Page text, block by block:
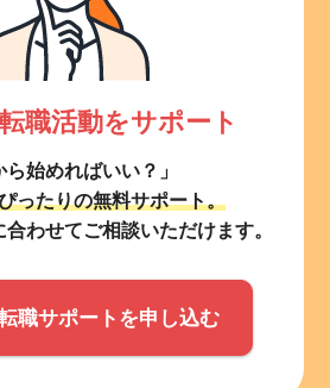
職活動をサポート
ら始めればいい？」
ったりの無料サポート。
わせてご相談いただけます。
職サポートを申し込む